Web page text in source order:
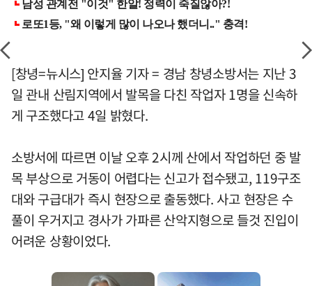
[창녕=뉴시스] 안지율 기자 = 경남 창녕소방서는 지난 3
일 관내 산림지역에서 발목을 다친 작업자 1명을 신속하
게 구조했다고 4일 밝혔다.
소방서에 따르면 이날 오후 2시께 산에서 작업하던 중 발
목 부상으로 거동이 어렵다는 신고가 접수됐고, 119구조
대와 구급대가 즉시 현장으로 출동했다. 사고 현장은 수
풀이 우거지고 경사가 가파른 산악지형으로 들것 진입이
어려운 상황이었다.